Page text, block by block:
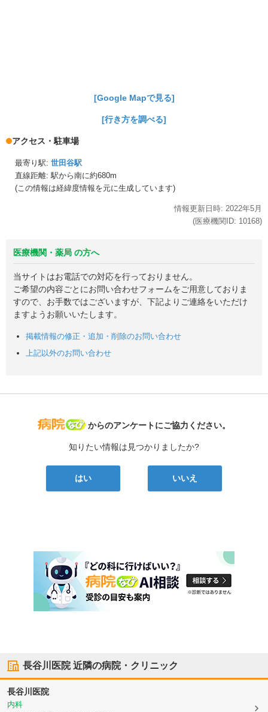
[Google Mapで見る]
[行き方を調べる]
アクセス・駐車場
最寄り駅: 世田谷駅
直線距離: 駅から南に約680m
(この情報は経緯度情報を元に生成しています)
情報更新日時: 2022年5月
(医療機関ID: 10168)
医療機関・薬局 の方へ
当サイトはお電話での対応を行っておりません。
ご希望の内容ごとにお問い合わせフォームをご用意しておりま
すので、お手数ではございますが、下記よりご連絡をいただけ
ますようお願いいたします。
掲載情報の修正・追加・削除のお問い合わせ
上記以外のお問い合わせ
病院なび
からのアンケートにご協力ください。
知りたい情報は見つかりましたか?
はい いいえ
長谷川医院近隣の病院・クリニック
長谷川医院
内科